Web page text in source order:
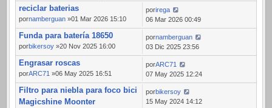
reciclar baterias
pornamberguan »01 Mar 2026 15:10
porirega
06 Mar 2026 00:49
Funda para batería 18650
porbikersoy »20 Nov 2025 16:00
pornamberguan
03 Dic 2025 23:56
Engrasar roscas
porARC71 »06 May 2025 16:51
porARC71
07 May 2025 12:24
Filtro para niebla para foco bici
Magicshine Moonter
porbikersoy
15 May 2024 14:12